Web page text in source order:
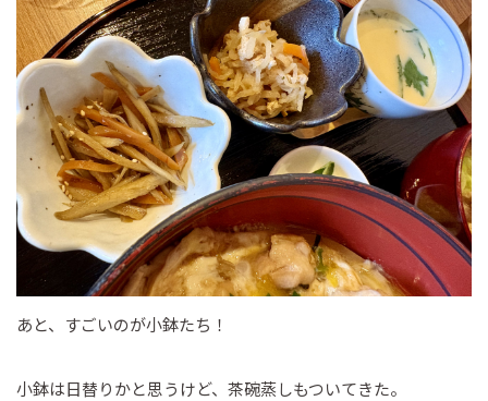
あと、すごいのが小鉢たち！
小鉢は日替りかと思うけど、茶碗蒸しもついてきた。